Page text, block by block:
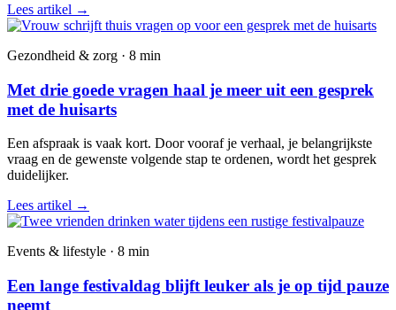
Lees artikel →
Gezondheid & zorg · 8 min
Met drie goede vragen haal je meer uit een gesprek
met de huisarts
Een afspraak is vaak kort. Door vooraf je verhaal, je belangrijkste
vraag en de gewenste volgende stap te ordenen, wordt het gesprek
duidelijker.
Lees artikel →
Events & lifestyle · 8 min
Een lange festivaldag blijft leuker als je op tijd pauze
neemt